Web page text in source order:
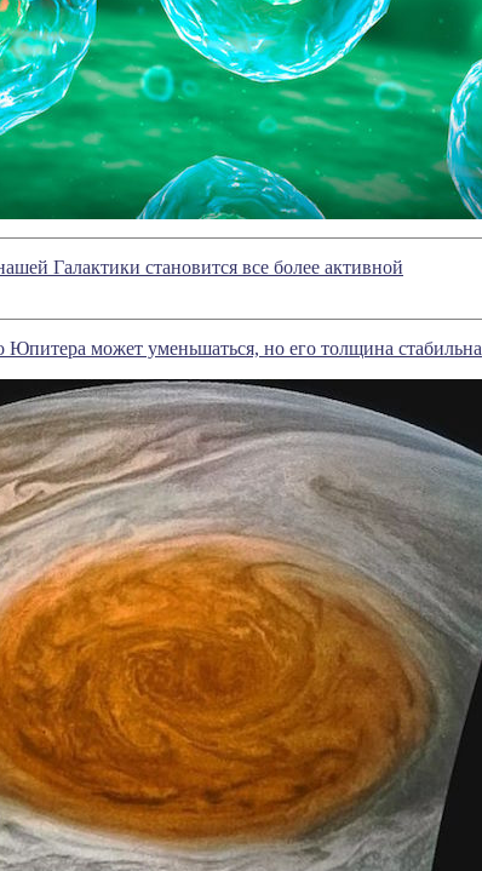
Галактики становится все более активной
Юпитера может уменьшаться, но его толщина стабильна